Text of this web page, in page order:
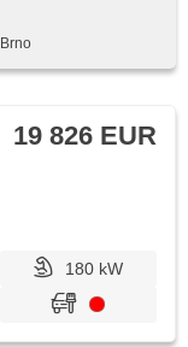
, Brno
19 826 EUR
180 kW